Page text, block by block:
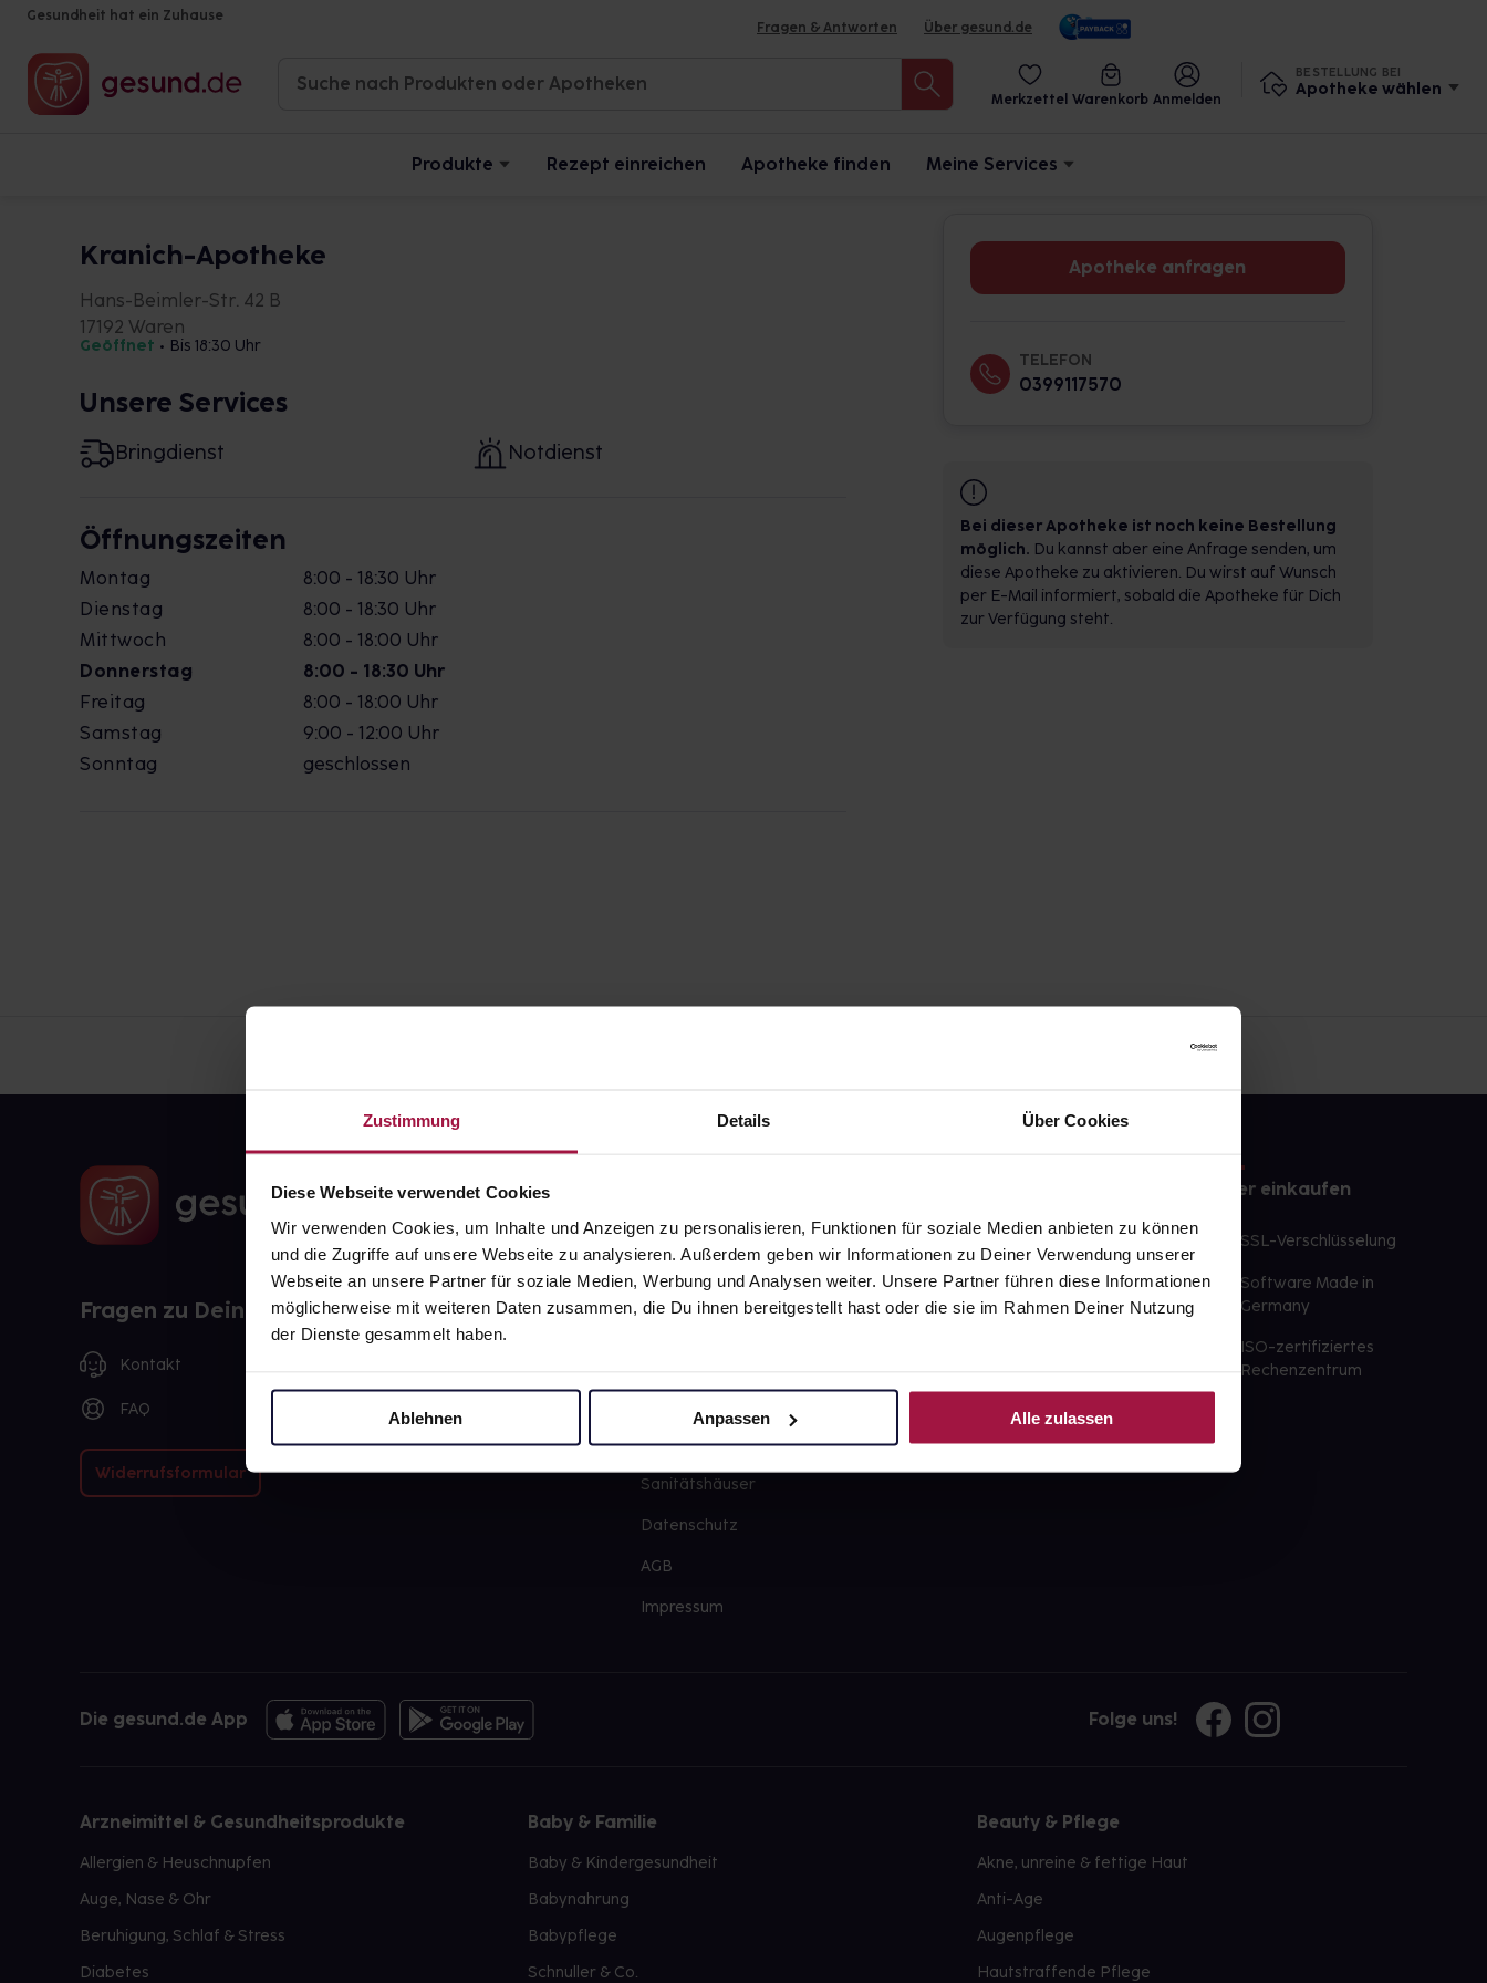
Zustimmung Details Über Cookies
Diese Webseite verwendet Cookies
Wir verwenden Cookies, um Inhalte und Anzeigen zu personalisieren, Funktionen für soziale Medien anbieten zu können
und die Zugriffe auf unsere Webseite zu analysieren. Außerdem geben wir Informationen zu Deiner Verwendung unserer
Webseite an unsere Partner für soziale Medien, Werbung und Analysen weiter. Unsere Partner führen diese Informationen
möglicherweise mit weiteren Daten zusammen, die Du ihnen bereitgestellt hast oder die sie im Rahmen Deiner Nutzung
der Dienste gesammelt haben.
Ablehnen Anpassen Alle zulassen
Gesundheit hat ein Zuhause
Fragen & Antworten Über gesund.de
Merkzettel Warenkorb Anmelden
BESTELLUNG BEI
Apotheke wählen
Produkte Rezept einreichen Apotheke finden Meine Services
Kranich-Apotheke
Hans-Beimler-Str. 42 B
17192 Waren
Geöffnet • Bis 18:30 Uhr
Unsere Services
Bringdienst Notdienst
Öffnungszeiten
Montag
8:00 - 18:30 Uhr
Dienstag
8:00 - 18:30 Uhr
Mittwoch
8:00 - 18:00 Uhr
Donnerstag
8:00 - 18:30 Uhr
Freitag
8:00 - 18:00 Uhr
Samstag
9:00 - 12:00 Uhr
Sonntag
geschlossen
Apotheke anfragen
TELEFON
0399117570
Bei dieser Apotheke ist noch keine Bestellung
möglich. Du kannst aber eine Anfrage senden, um
diese Apotheke zu aktivieren. Du wirst auf Wunsch
per E-Mail informiert, sobald die Apotheke für Dich
zur Verfügung steht.
Fragen zu Deiner Bestellung?
Kontakt
FAQ
Widerrufsformular
Über uns
Karriere
gesund-versorger.de
Sanitätshäuser
Datenschutz
AGB
Impressum
Ausgewählte Wunschprodukte
sofort abholbereit
Lieferung für sofort verfügbare
Große Auswahl an Apotheken
Sicher einkaufen
SSL-Verschlüsselung
Software Made in
Germany
ISO-zertifiziertes
Rechenzentrum
Die gesund.de App Folge uns!
Arzneimittel & Gesundheitsprodukte
Allergien & Heuschnupfen
Auge, Nase & Ohr
Beruhigung, Schlaf & Stress
Diabetes
Baby & Familie
Baby & Kindergesundheit
Babynahrung
Babypflege
Schnuller & Co.
Beauty & Pflege
Akne, unreine & fettige Haut
Anti-Age
Augenpflege
Hautstraffende Pflege